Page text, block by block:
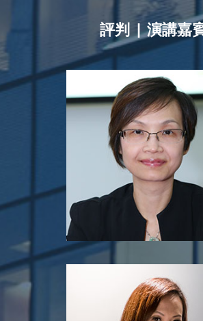
評判 | 演講嘉
Alice So
Senior Manager
Entrepreneurship Team
Hong Kong Cyberport
Company Limited